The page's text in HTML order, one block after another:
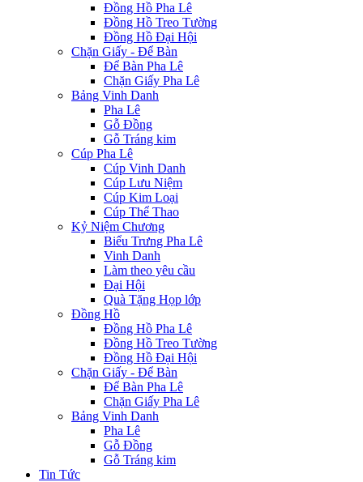
Đồng Hồ Pha Lê
Đồng Hồ Treo Tường
Đồng Hồ Đại Hội
Chặn Giấy - Để Bàn
Để Bàn Pha Lê
Chặn Giấy Pha Lê
Bảng Vinh Danh
Pha Lê
Gỗ Đồng
Gỗ Tráng kim
Cúp Pha Lê
Cúp Vinh Danh
Cúp Lưu Niệm
Cúp Kim Loại
Cúp Thể Thao
Kỷ Niệm Chương
Biểu Trưng Pha Lê
Vinh Danh
Làm theo yêu cầu
Đại Hội
Quà Tặng Họp lớp
Đồng Hồ
Đồng Hồ Pha Lê
Đồng Hồ Treo Tường
Đồng Hồ Đại Hội
Chặn Giấy - Để Bàn
Để Bàn Pha Lê
Chặn Giấy Pha Lê
Bảng Vinh Danh
Pha Lê
Gỗ Đồng
Gỗ Tráng kim
Tin Tức